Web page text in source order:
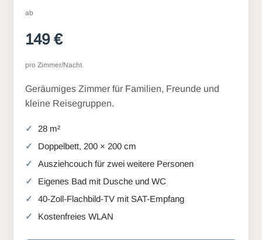
ab
149 €
pro Zimmer/Nacht
Geräumiges Zimmer für Familien, Freunde und
kleine Reisegruppen.
28 m²
Doppelbett, 200 × 200 cm
Ausziehcouch für zwei weitere Personen
Eigenes Bad mit Dusche und WC
40-Zoll-Flachbild-TV mit SAT-Empfang
Kostenfreies WLAN